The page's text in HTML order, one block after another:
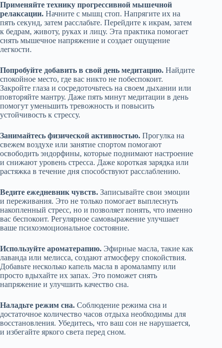
Применяйте технику прогрессивной мышечной
релаксации. Начните с мышц стоп. Напрягите их на
пять секунд, затем расслабьте. Перейдите к икрам, затем
к бедрам, животу, руках и лицу. Эта практика помогает
снять мышечное напряжение и создает ощущение
легкости.
Попробуйте добавить в свой день медитацию. Найдите
спокойное место, где вас никто не побеспокоит.
Закройте глаза и сосредоточьтесь на своем дыхании или
повторяйте мантру. Даже пять минут медитации в день
помогут уменьшить тревожность и повысить
устойчивость к стрессу.
Занимайтесь физической активностью. Прогулка на
свежем воздухе или занятие спортом помогают
освободить эндорфины, которые поднимают настроение
и снижают уровень стресса. Даже короткая зарядка или
растяжка в течение дня способствуют расслаблению.
Ведите ежедневник чувств. Записывайте свои эмоции
и переживания. Это не только помогает выплеснуть
накопленный стресс, но и позволяет понять, что именно
вас беспокоит. Регулярное самовыражение улучшает
ваше психоэмоциональное состояние.
Используйте ароматерапию. Эфирные масла, такие как
лаванда или мелисса, создают атмосферу спокойствия.
Добавьте несколько капель масла в аромалампу или
просто вдыхайте их запах. Это поможет снять
напряжение и улучшить качество сна.
Наладьте режим сна. Соблюдение режима сна и
достаточное количество часов отдыха необходимы для
восстановления. Убедитесь, что ваш сон не нарушается,
и избегайте яркого света перед сном.